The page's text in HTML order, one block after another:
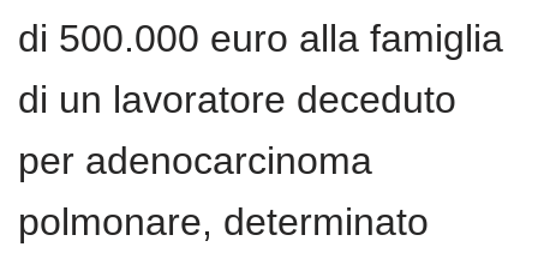
di 500.000 euro alla famiglia
di un lavoratore deceduto
per adenocarcinoma
polmonare, determinato